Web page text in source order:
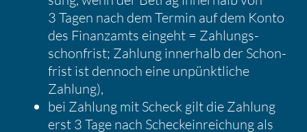
3 Tagen nach dem Termin auf dem Konto
des Finanz­amts eingeht = Zahlungs­
schon­frist; Zahlung inner­halb der Schon­
frist ist dennoch eine unpünkt­liche
Zahlung),
bei Zahlung mit Scheck gilt die Zahlung
erst 3 Tage nach Scheck­ein­rei­chung als